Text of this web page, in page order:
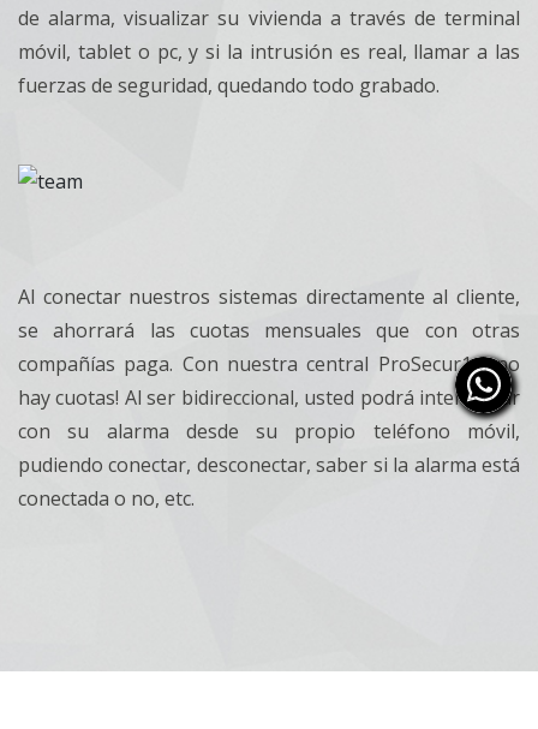
de alarma, visualizar su vivienda a través de terminal
móvil, tablet o pc, y si la intrusión es real, llamar a las
fuerzas de seguridad, quedando todo grabado.
Al conectar nuestros sistemas directamente al cliente,
se ahorrará las cuotas mensuales que con otras
compañías paga. Con nuestra central ProSecur14, no
hay cuotas! Al ser bidireccional, usted podrá interactuar
con su alarma desde su propio teléfono móvil,
pudiendo conectar, desconectar, saber si la alarma está
conectada o no, etc.